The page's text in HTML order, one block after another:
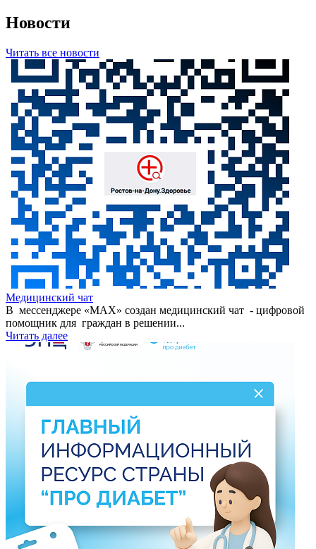
Новости
Читать все новости
Медицинский чат
В мессенджере «МАХ» создан медицинский чат - цифровой
помощник для граждан в решении...
Читать далее